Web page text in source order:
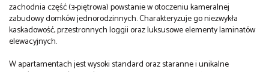
zachodnia część (3-piętrowa) powstanie w otoczeniu kameralnej
zabudowy domków jednorodzinnych. Charakteryzuje go niezwykła
kaskadowość, przestronnych loggii oraz luksusowe elementy laminatów
elewacyjnych.
W apartamentach jest wysoki standard oraz staranne i unikalne